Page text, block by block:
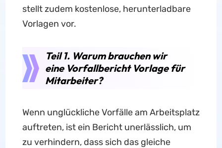
stellt zudem kostenlose, herunterladbare
Vorlagen vor.
Teil 1. Warum brauchen wir
eine Vorfallbericht Vorlage für
Mitarbeiter?
Wenn unglückliche Vorfälle am Arbeitsplatz
auftreten, ist ein Bericht unerlässlich, um
zu verhindern, dass sich das gleiche